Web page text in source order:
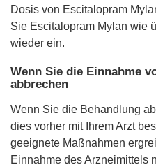
Dosis von Escitalopram
Sie Escitalopram Mylan wie
wieder ein.
Wenn Sie die Einnahme
abbrechen
Wenn Sie die Behandlung
dies vorher mit Ihrem Arzt
geeignete Maßnahmen
Einnahme des Arzneimittels